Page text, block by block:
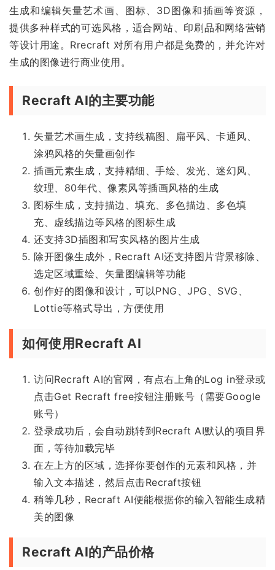
生成和编辑矢量艺术画、图标、3D图像和插画等资源，
提供多种样式的可选风格，适合网站、印刷品和网络营销
等设计用途。Rrecraft 对所有用户都是免费的，并允许对
生成的图像进行商业使用。
Recraft AI的主要功能
矢量艺术画生成，支持线稿图、扁平风、卡通风、
涂鸦风格的矢量画创作
插画元素生成，支持精细、手绘、发光、迷幻风、
纹理、80年代、像素风等插画风格的生成
图标生成，支持描边、填充、多色描边、多色填
充、虚线描边等风格的图标生成
还支持3D插图和写实风格的图片生成
除开图像生成外，Recraft AI还支持图片背景移除、
选定区域重绘、矢量图编辑等功能
创作好的图像和设计，可以PNG、JPG、SVG、
Lottie等格式导出，方便使用
如何使用Recraft AI
访问Recraft AI的官网，有点右上角的Log in登录或
点击Get Recraft free按钮注册账号（需要Google
账号）
登录成功后，会自动跳转到Recraft AI默认的项目界
面，等待加载完毕
在左上方的区域，选择你要创作的元素和风格，并
输入文本描述，然后点击Recraft按钮
稍等几秒，Recraft AI便能根据你的输入智能生成精
美的图像
Recraft AI的产品价格